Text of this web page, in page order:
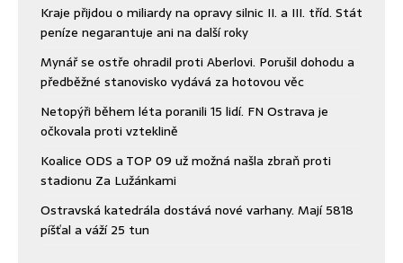
Kraje přijdou o miliardy na opravy silnic II. a III. tříd. Stát
peníze negarantuje ani na další roky
Mynář se ostře ohradil proti Aberlovi. Porušil dohodu a
předběžné stanovisko vydává za hotovou věc
Netopýři během léta poranili 15 lidí. FN Ostrava je
očkovala proti vzteklině
Koalice ODS a TOP 09 už možná našla zbraň proti
stadionu Za Lužánkami
Ostravská katedrála dostává nové varhany. Mají 5818
píšťal a váží 25 tun